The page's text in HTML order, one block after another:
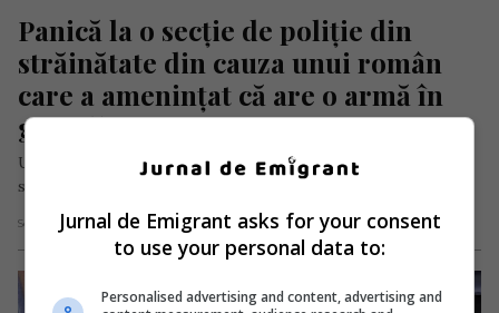
Panică la o secție de poliție din
străinătate din cauza unui român
care a amenințat că are o armă în
geantă
Un român în vârstă de de 40 de ani a pătruns în seara zilei de
sâmbătă, 11 februarie, în zona…
Scris de Redacția Jurnal de Emigrant - duminică, 12 februarie 2023
Jurnal de Emigrant asks for your consent
to use your personal data to:
Personalised advertising and content, advertising and